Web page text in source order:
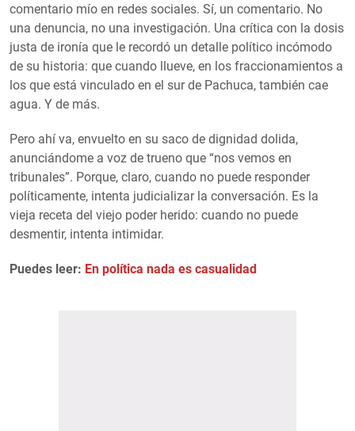
comentario mío en redes sociales. Sí, un comentario. No
una denuncia, no una investigación. Una crítica con la dosis
justa de ironía que le recordó un detalle político incómodo
de su historia: que cuando llueve, en los fraccionamientos a
los que está vinculado en el sur de Pachuca, también cae
agua. Y de más.
Pero ahí va, envuelto en su saco de dignidad dolida,
anunciándome a voz de trueno que “nos vemos en
tribunales”. Porque, claro, cuando no puede responder
políticamente, intenta judicializar la conversación. Es la
vieja receta del viejo poder herido: cuando no puede
desmentir, intenta intimidar.
Puedes leer: En política nada es casualidad